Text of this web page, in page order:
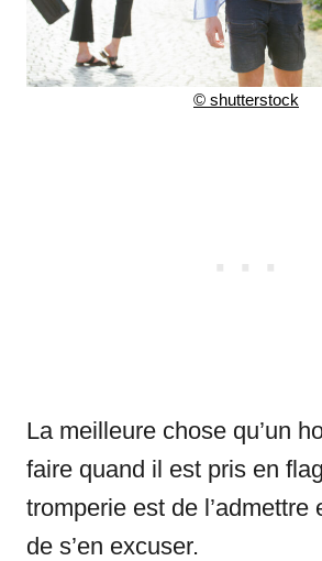
© shutterstock
La meilleure chose qu’un
faire quand il est pris en
tromperie est de l’admettre
de s’en excuser.